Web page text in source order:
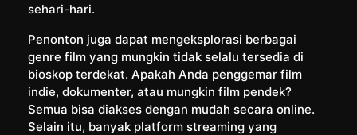
sehari-hari.
Penonton juga dapat mengeksplorasi berbagai
genre film yang mungkin tidak selalu tersedia di
bioskop terdekat. Apakah Anda penggemar film
indie, dokumenter, atau mungkin film pendek?
Semua bisa diakses dengan mudah secara online.
Selain itu, banyak platform streaming yang